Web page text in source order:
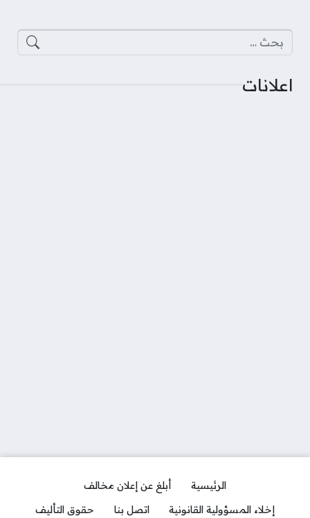
البحث عن:
اعلانات
الرئيسية
أبلغ عن إعلان مخالف
إخلاء المسؤولية القانونية
اتصل بنا حقوق التأليف